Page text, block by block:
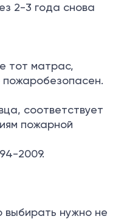
2-3 года снова
тот матрас,
пожаробезопасен.
соответствует
пожарной
2009.
нужно не